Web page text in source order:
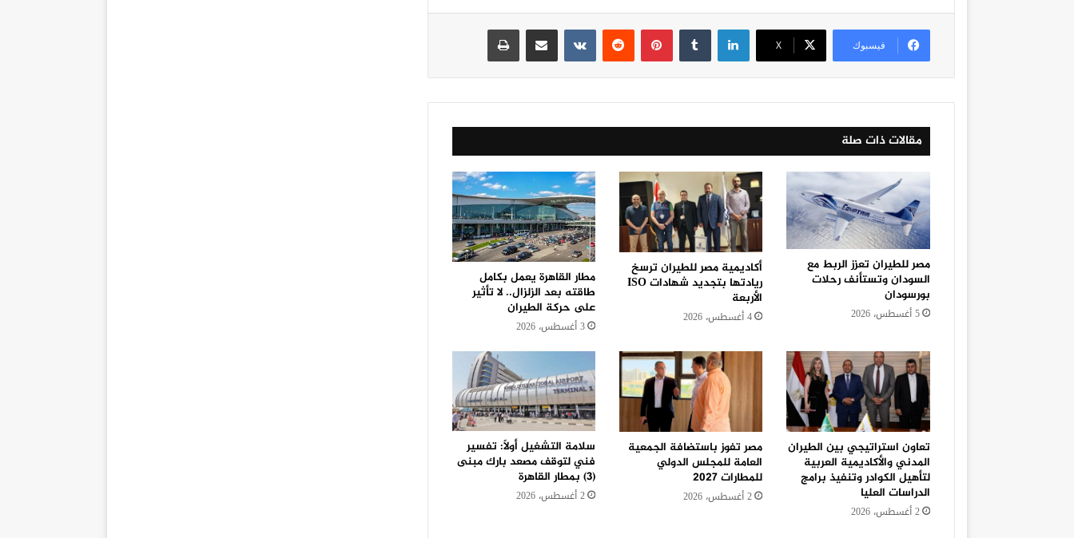
فيسبوك ‫X
لينكدإن بينتيريست
مقالات ذات صلة
مصر للطيران تعزز الربط مع
السودان وتستأنف رحلات
بورسودان
5 أغسطس، 2026
أكاديمية مصر للطيران ترسخ
ريادتها بتجديد شهادات ISO
الأربعة
4 أغسطس، 2026
مطار القاهرة يعمل بكامل
طاقته بعد الزلزال.. لا تأثير
على حركة الطيران
3 أغسطس، 2026
تعاون استراتيجي بين الطيران
المدني والأكاديمية العربية
لتأهيل الكوادر وتنفيذ برامج
الدراسات العليا
2 أغسطس، 2026
مصر تفوز باستضافة الجمعية
العامة للمجلس الدولي
للمطارات 2027
2 أغسطس، 2026
سلامة التشغيل أولًا: تفسير
فني لتوقف مصعد بارك مبنى
(3) بمطار القاهرة
2 أغسطس، 2026